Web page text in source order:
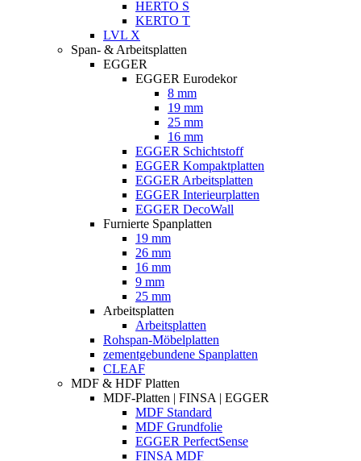
HERTO S
KERTO T
LVL X
Span- & Arbeitsplatten
EGGER
EGGER Eurodekor
8 mm
19 mm
25 mm
16 mm
EGGER Schichtstoff
EGGER Kompaktplatten
EGGER Arbeitsplatten
EGGER Interieurplatten
EGGER DecoWall
Furnierte Spanplatten
19 mm
26 mm
16 mm
9 mm
25 mm
Arbeitsplatten
Arbeitsplatten
Rohspan-Möbelplatten
zementgebundene Spanplatten
CLEAF
MDF & HDF Platten
MDF-Platten | FINSA | EGGER
MDF Standard
MDF Grundfolie
EGGER PerfectSense
FINSA MDF